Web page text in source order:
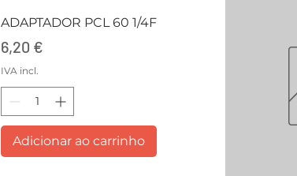
ADAPTADOR PCL 60 1/4F
Preço
6,20 €
IVA incl.
Adicionar ao carrinho